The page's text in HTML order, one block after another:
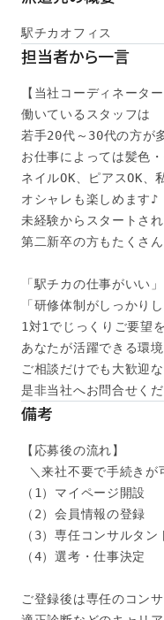
駅チカオフィス
担当者から一言
【当社コーディネータ
働いているスタッフは
若手20代～30代の方が
お仕事によっては髪色
ネイルOK、ピアスOK、
オシャレも楽しめます♪
未経験からスタートされ
第二新卒の方もたくさん
「駅チカの仕事がいい」
「研修体制がしっかり
1対1でじっくりご要望
あなたが活躍できる環
ご相談だけでも大歓迎な
是非当社へお問合せくだ
備考
【応募後の流れ】
＼来社不要で手続きが
（1）マイページ開設
（2）会員情報の登録
（3）専任コンサルタ
（4）選考・仕事決定
ご登録後は専任のコン